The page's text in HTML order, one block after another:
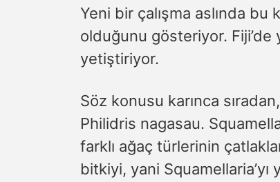
Yeni bir çalışma aslında bu
olduğunu gösteriyor. Fiji’de
yetiştiriyor.
Söz konusu karınca
Philidris nagasau.
farklı ağaç türlerinin
bitkiyi, yani